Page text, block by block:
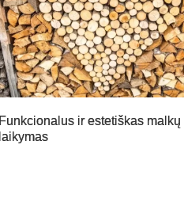
Funkcionalus ir estetiškas malkų
laikymas